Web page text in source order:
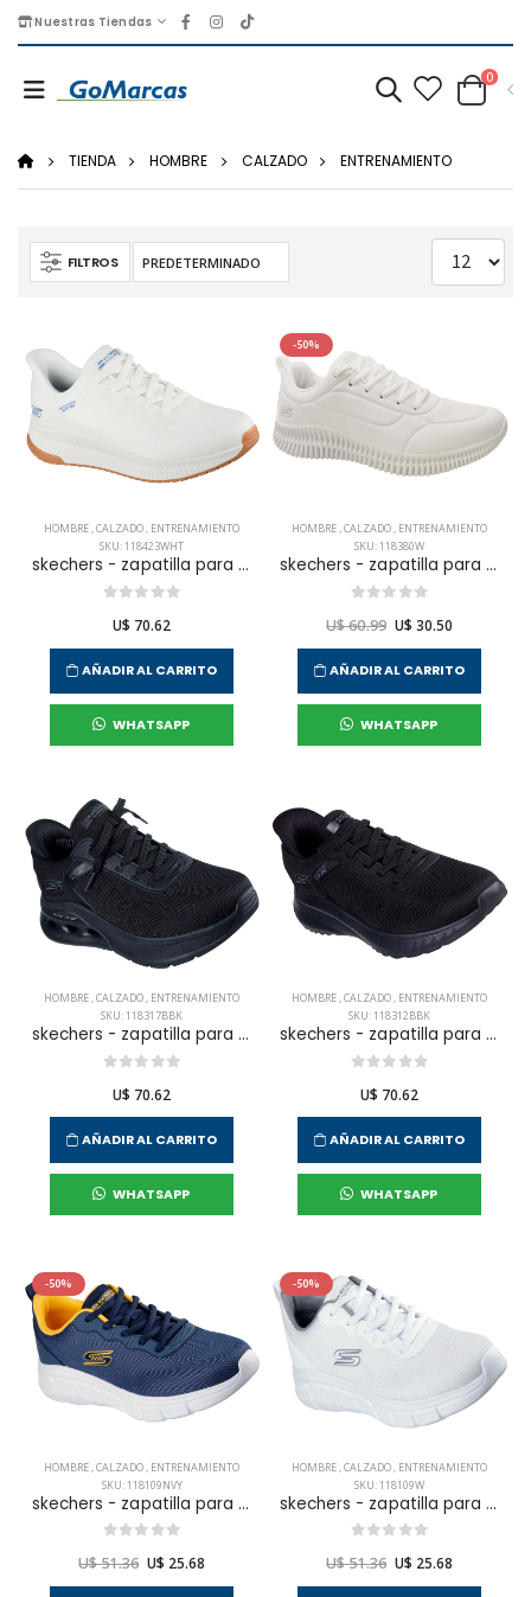
Nuestras Tiendas
0
TIENDA HOMBRE CALZADO ENTRENAMIENTO
FILTROS
HOMBRE,CALZADO, ENTRENAMIENTO
SKU: 118423WHT
skechers - zapatilla para entrenamiento bobs squad 4 para hombre
U$ 70.62
AÑADIR AL CARRITO
WHATSAPP
-50%
HOMBRE,CALZADO, ENTRENAMIENTO
SKU: 118380W
skechers - zapatilla para entramiento bobs lite para hombre
U$ 60.99 U$ 30.50
AÑADIR AL CARRITO
WHATSAPP
HOMBRE,CALZADO, ENTRENAMIENTO
SKU: 118317BBK
skechers - zapatilla para entramiento bobs waves 2.0 para hombre
U$ 70.62
AÑADIR AL CARRITO
WHATSAPP
HOMBRE,CALZADO, ENTRENAMIENTO
SKU: 118312BBK
skechers - zapatilla para entrenamiento bobs squad chaos para hombre
U$ 70.62
AÑADIR AL CARRITO
WHATSAPP
-50%
HOMBRE,CALZADO, ENTRENAMIENTO
SKU: 118109NVY
skechers - zapatilla para entrenamiento bobs b flex - icy edge para hombre
U$ 51.36 U$ 25.68
-50%
HOMBRE,CALZADO, ENTRENAMIENTO
SKU: 118109W
skechers - zapatilla para entrenamiento bobs b flex - icy edge para hombre
U$ 51.36 U$ 25.68